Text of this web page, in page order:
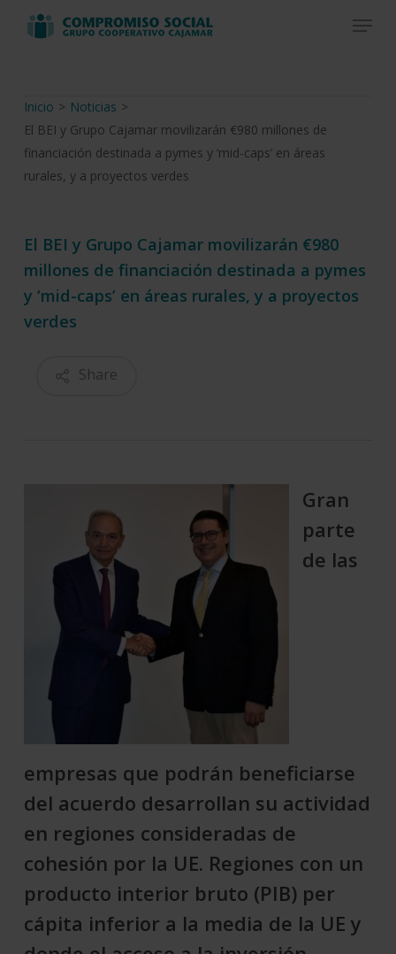
Menu
Inicio > Noticias >
El BEI y Grupo Cajamar movilizarán €980 millones de
financiación destinada a pymes y ‘mid-caps’ en áreas
rurales, y a proyectos verdes
El BEI y Grupo Cajamar movilizarán €980
millones de financiación destinada a pymes
y ‘mid-caps’ en áreas rurales, y a proyectos
verdes
Share
Gran
parte
de las
empresas que podrán beneficiarse
del acuerdo desarrollan su actividad
en regiones consideradas de
cohesión por la UE. Regiones con un
producto interior bruto (PIB) per
cápita inferior a la media de la UE y